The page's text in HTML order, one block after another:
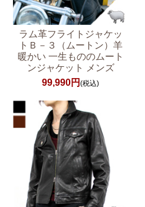
ラム革フライトジャケッ
トＢ－３（ムートン）羊
暖かい 一生もののムート
ンジャケット メンズ
99,990円(税込)